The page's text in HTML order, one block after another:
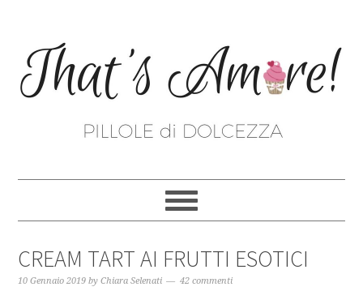
CREAM TART AI FRUTTI ESOTICI
10 Gennaio 2019 byChiara Selenati 42 commenti